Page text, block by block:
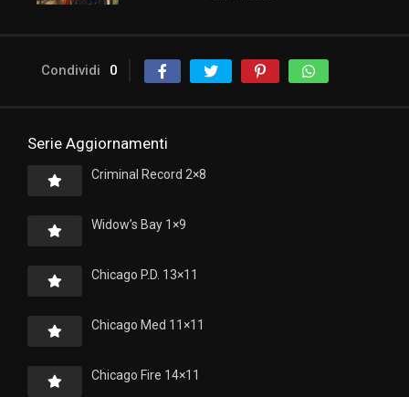
Condividi 0
Serie Aggiornamenti
Criminal Record 2×8
Widow’s Bay 1×9
Chicago P.D. 13×11
Chicago Med 11×11
Chicago Fire 14×11